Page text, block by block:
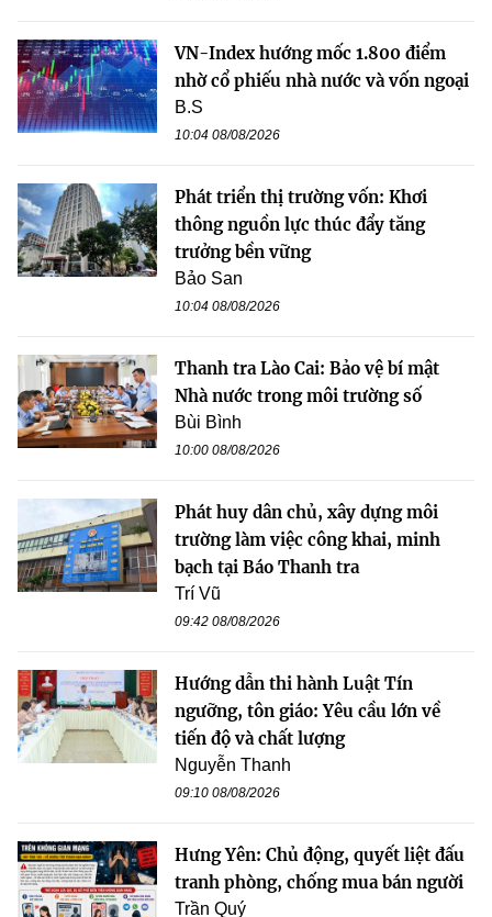
VN-Index hướng mốc 1.800 điểm
nhờ cổ phiếu nhà nước và vốn ngoại
B.S
10:04 08/08/2026
Phát triển thị trường vốn: Khơi
thông nguồn lực thúc đẩy tăng
trưởng bền vững
Bảo San
10:04 08/08/2026
Thanh tra Lào Cai: Bảo vệ bí mật
Nhà nước trong môi trường số
Bùi Bình
10:00 08/08/2026
Phát huy dân chủ, xây dựng môi
trường làm việc công khai, minh
bạch tại Báo Thanh tra
Trí Vũ
09:42 08/08/2026
Hướng dẫn thi hành Luật Tín
ngưỡng, tôn giáo: Yêu cầu lớn về
tiến độ và chất lượng
Nguyễn Thanh
09:10 08/08/2026
Hưng Yên: Chủ động, quyết liệt đấu
tranh phòng, chống mua bán người
Trần Quý